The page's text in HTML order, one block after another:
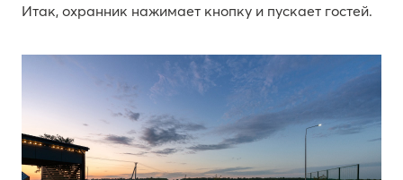
Итак, охранник нажимает кнопку и пускает гостей.